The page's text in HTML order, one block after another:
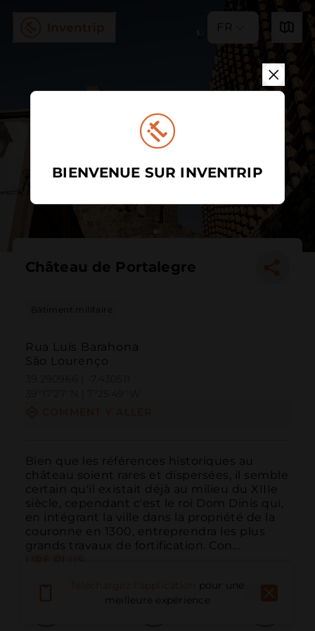
FR
Château de Portalegre
Bâtiment militaire
Rua Luís Barahona
São Lourenço
Bien que les références historiques au
château soient rares et dispersées, il semble
certain qu'il existait déjà au milieu du XIIIe
siècle, cependant c'est le roi Dom Dinis qui,
en intégrant la ville dans la propriété de la
couronne en 1300, entreprendra les plus
grands travaux de fortification. Con...
pour une
meilleure expérience
BIENVENUE SUR INVENTRIP